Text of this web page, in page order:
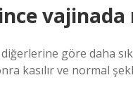
vajinada
göre daha
kasılır ve normal